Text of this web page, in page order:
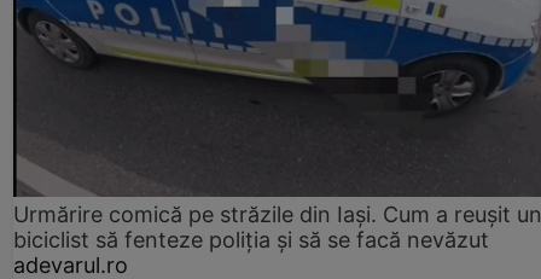
Urmărire comică pe străzile din Iași. Cum a reușit un
biciclist să fenteze poliția și să se facă nevăzut
adevarul.ro